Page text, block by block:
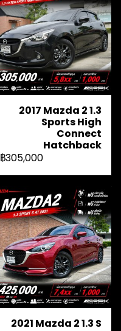
2017 Mazda 2 1.3
Sports High
Connect
Hatchback
฿305,000
2021 Mazda 2 1.3 S